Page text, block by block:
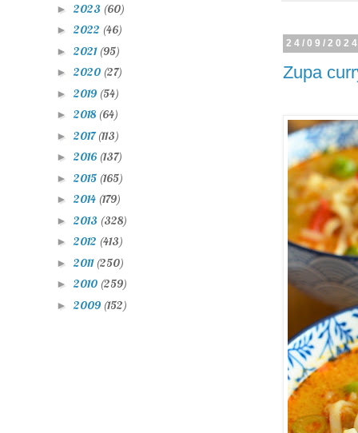
24/09/
Zupa
► 2023 (60)
► 2022 (46)
► 2021 (95)
► 2020 (27)
► 2019 (54)
► 2018 (64)
► 2017(113)
► 2016 (137)
► 2015 (165)
► 2014 (179)
► 2013 (328)
► 2012 (413)
► 2011 (250)
► 2010 (259)
► 2009 (152)